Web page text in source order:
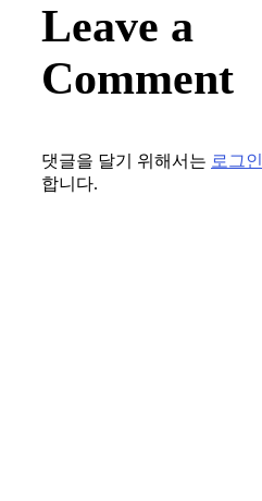
Leave a
Comment
댓글을 달기 위해서는 로그인
합니다.